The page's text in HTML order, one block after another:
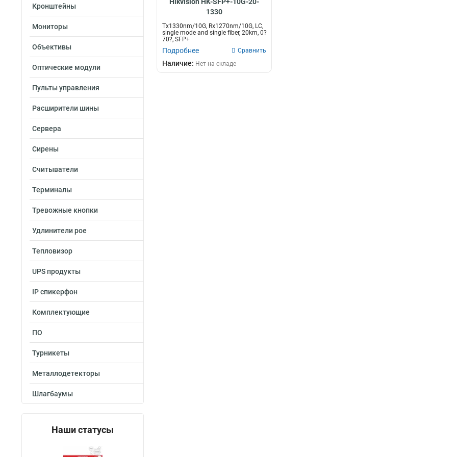
Кронштейны
Мониторы
Объективы
Оптические модули
Пульты управления
Расширители шины
Сервера
Сирены
Считыватели
Терминалы
Тревожные кнопки
Удлинители poe
Тепловизор
UPS продукты
IP спикерфон
Комплектующие
ПО
Турникеты
Металлодетекторы
Шлагбаумы
Наши статусы
1330
Tx1330nm/10G, Rx1270nm/10G, LC,
single mode and single fiber, 20km, 0?
70?, SFP+
Подробнее Сравнить
Наличие: Нет на складе